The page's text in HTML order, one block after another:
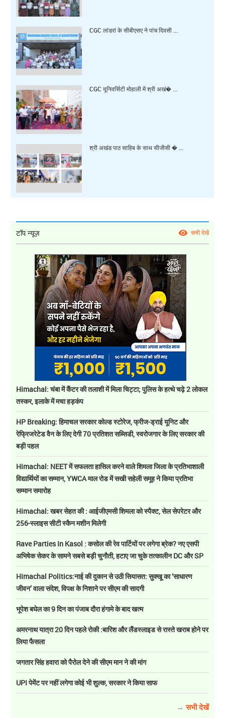
CGC लांडरां के सीबीएसए ने पांच दिवसी ...
CGC यूनिवर्सिटी मोहाली में श्री अखं� ...
श्री अखंड पाठ साहिब के साथ सीजीसी � ...
टॉप न्यूज़ सभी देखें
Himachal: चंबा में कैंटर की तलाशी में मिला चिट्टा; पुलिस के हत्थे चढ़े 2 लोकल
तस्कर, इलाके में मचा हड़कंप
HP Breaking: हिमाचल सरकार कोल्ड स्टोरेज, फ्रीज-ड्राई यूनिट और
रेफ्रिजरेटेड वैन के लिए देगी 70 प्रतिशत सब्सिडी, स्वरोजगार के लिए सरकार की
बड़ी पहल
Himachal: NEET में सफलता हासिल करने वाले शिमला जिला के प्रतिभाशाली
विद्यार्थियों का सम्मान, YWCA माल रोड में सखी सहेली समूह ने किया प्रतिभा
सम्मान समारोह
Himachal: खबर सेहत की : आईजीएमसी शिमला को स्पैक्ट, सेल सेपरेटर और
256-स्लाइस सीटी स्कैन मशीन मिलेगी
Rave Parties In Kasol : कसोल की रेव पार्टियों पर लगेगा ब्रेक? नए एसपी
अभिषेक सेकर के सामने सबसे बड़ी चुनौती, हटाए जा चुके तत्कालीन DC और SP
Himachal Politics:नाई की दुकान से उठी सियासत: सुक्खू का ‘साधारण
जीवन’ वाला संदेश, विपक्ष के निशाने पर सीएम की सादगी
भूपेश बघेल का 9 दिन का पंजाब दौरा हंगामे के बाद खत्म
अमरनाथ यात्रा 20 दिन पहले रोकी :बारिश और लैंडस्लाइड से रास्ते खराब होने पर
लिया फैसला
जगतार सिंह हवारा को पैरोल देने की सीएम मान ने की मांग
UPI पेमेंट पर नहीं लगेगा कोई भी शुल्क, सरकार ने किया साफ
→ सभी देखें